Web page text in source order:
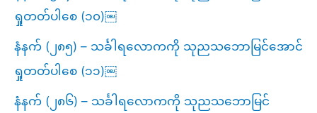
ရှုတတ်ပါစေ (၁၀)￼
နံနက် (၂၈၅) – သင်္ခါရလောကကို သုညသဘောမြင်အောင်
ရှုတတ်ပါစေ (၁၁)￼
နံနက် (၂၈၆) – သင်္ခါရလောကကို သုညသဘောမြင်